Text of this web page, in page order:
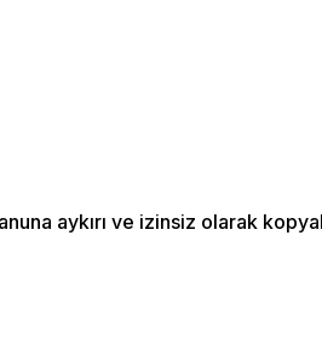
aykırı ve izinsiz olarak